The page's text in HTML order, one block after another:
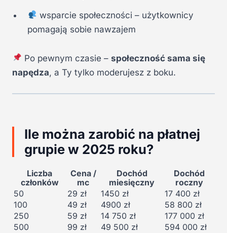
wsparcie społeczności – użytkownicy
pomagają sobie nawzajem
Po pewnym czasie –społeczność sama się
napędza, a Ty tylko moderujesz z boku.
Ile można zarobić na płatnej
grupie w 2025 roku?
Liczba
członków
Cena /
mc
Dochód
miesięczny
Dochód
roczny
50
29 zł 1450 zł
17 400 zł
100
49 zł 4900 zł
58 800 zł
250
59 zł 14 750 zł
177 000 zł
500
99 zł 49 500 zł 594 000 zł